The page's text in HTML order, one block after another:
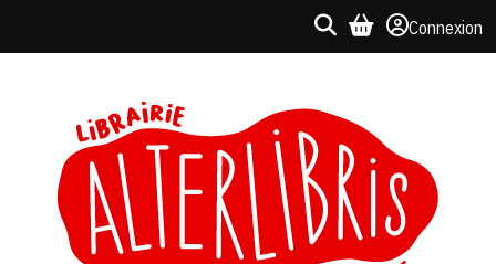
Connexion